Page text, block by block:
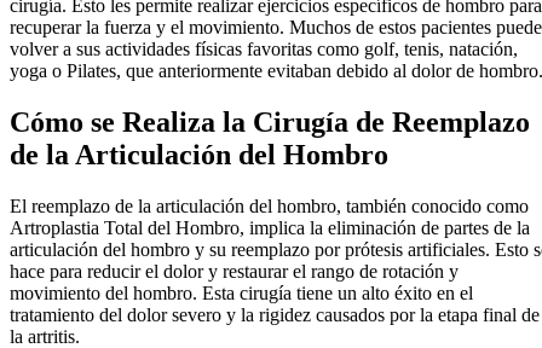
cirugía. Esto les permite realizar ejercicios específicos de hombro para
recuperar la fuerza y el movimiento. Muchos de estos pacientes
volver a sus actividades físicas favoritas como golf, tenis, natación,
yoga o Pilates, que anteriormente evitaban debido al dolor de hombro.
Cómo se Realiza la Cirugía de Reemplazo
de la Articulación del Hombro
El reemplazo de la articulación del hombro, también conocido como
Artroplastia Total del Hombro, implica la eliminación de partes de la
articulación del hombro y su reemplazo por prótesis artificiales. Esto
hace para reducir el dolor y restaurar el rango de rotación y
movimiento del hombro. Esta cirugía tiene un alto éxito en el
tratamiento del dolor severo y la rigidez causados por la etapa final de
la artritis.